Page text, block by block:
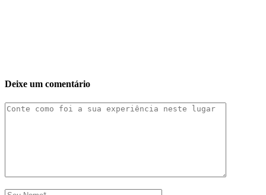
Deixe um comentário